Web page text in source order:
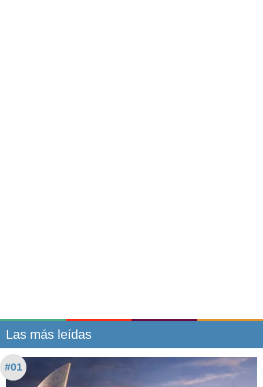
Las más leídas
#01